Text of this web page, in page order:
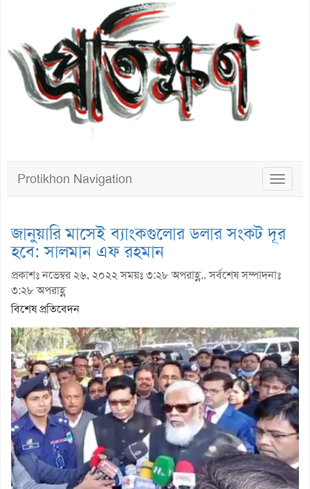
Toggle
Protikhon Navigation
জানুয়ারি মাসেই ব্যাংকগুলোর ডলার সংকট দূর
হবে: সালমান এফ রহমান
প্রকাশঃ নভেম্বর ২৬, ২০২২ সময়ঃ ৩:২৮ অপরাহ্ণ.. সর্বশেষ সম্পাদনাঃ
৩:২৮ অপরাহ্ণ
বিশেষ প্রতিবেদন